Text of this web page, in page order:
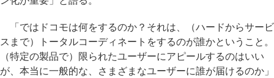
「ではドコモは何をするのか？それは、（ハードからサービ
スまで）トータルコーディネートをするのが誰かということ。
（特定の製品で）限られたユーザーにアピールするのはいい
が、本当に一般的な、さまざまなユーザーに誰が届けるのか」